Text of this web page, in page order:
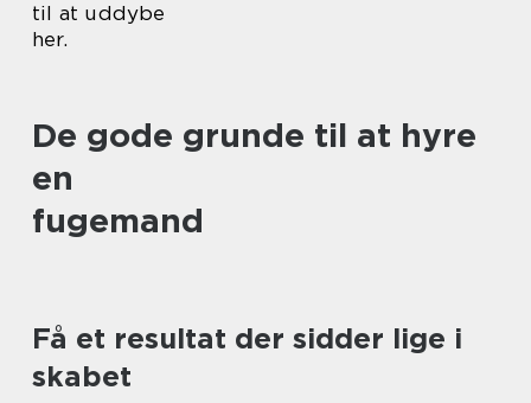
til at uddybe
her.
De gode grunde til at hyre
en
fugemand
Få et resultat der sidder lige i
skabet